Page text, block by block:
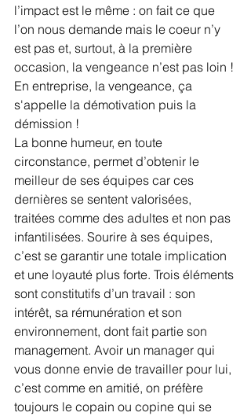
l’impact est le même : on fait ce que
l’on nous demande mais le coeur n’y
est pas et, surtout, à la première
occasion, la vengeance n’est pas loin !
En entreprise, la vengeance, ça
s'appelle la démotivation puis la
démission !
La bonne humeur, en toute
circonstance, permet d’obtenir le
meilleur de ses équipes car ces
dernières se sentent valorisées,
traitées comme des adultes et non pas
infantilisées. Sourire à ses équipes,
c’est se garantir une totale implication
et une loyauté plus forte. Trois éléments
sont constitutifs d’un travail : son
intérêt, sa rémunération et son
environnement, dont fait partie son
management. Avoir un manager qui
vous donne envie de travailler pour lui,
c’est comme en amitié, on préfère
toujours le copain ou copine qui se